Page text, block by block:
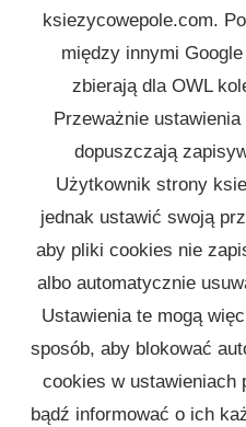
ksiezycowepole.com.
między innymi
zbierają dla OWL
Przeważnie
dopuszczają
Użytkownik strony
jednak ustawić swoją
aby pliki cookies nie
albo automatycznie
Ustawienia te mogą
sposób, aby blokować
cookies w ustawieniach
bądź informować o ich